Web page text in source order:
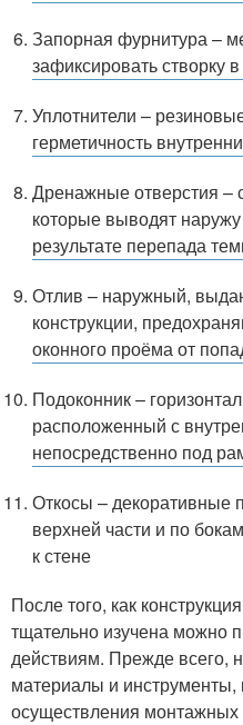
Запорная фурнитура –
зафиксировать створку
Уплотнители –
герметичность
Дренажные отверстия –
которые выводят
результате перепада
Отлив – наружный,
конструкции,
оконного проёма от
Подоконник –
расположенный с
непосредственно под
Откосы –
верхней части и по
к стене
После того, как
тщательно изучена можно
действиям. Прежде всего,
материалы и инструменты,
осуществления монтажных